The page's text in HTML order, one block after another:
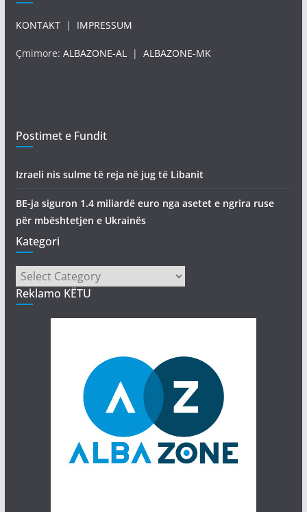
KONTAKT| IMPRESSUM
Çmimore: ALBAZONE-AL| ALBAZONE-MK
Postimet e Fundit
Izraeli nis sulme të reja në jug të Libanit
BE-ja siguron 1.4 miliardë euro nga asetet e ngrira ruse
për mbështetjen e Ukrainës
Kategori
Kategori
Reklamo KËTU